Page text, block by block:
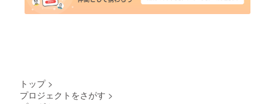
トップ >
プロジェクトをさがす >